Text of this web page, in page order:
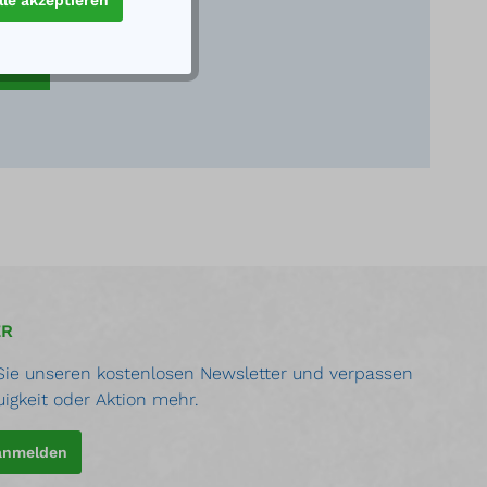
unseren kostenlosen Newsletter und verpassen
oder Aktion mehr.